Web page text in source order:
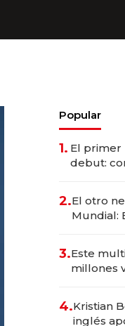
Popular
1. El primer
debut:
2.El otro
Mundial:
3.Este
millones
4.Kristian
inglés